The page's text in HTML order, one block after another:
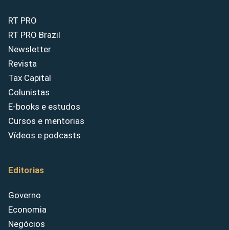
RT PRO
RT PRO Brazil
Newsletter
Revista
Tax Capital
Colunistas
E-books e estudos
Cursos e mentorias
Vídeos e podcasts
Editorias
Governo
Economia
Negócios